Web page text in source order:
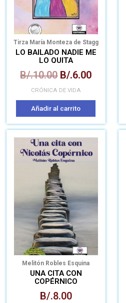
Tirza María Monteza de Stagg
LO BAILADO NADIE ME
LO QUITA
B/.10.00 B/.6.00
CRÓNICA DE VIDA
Añadir al carrito
Melitón Robles Esquina
UNA CITA CON
COPÉRNICO
B/.8.00